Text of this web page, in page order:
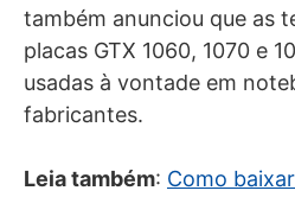
também anunciou que as
placas GTX 1060, 1070 e
usadas à vontade em
fabricantes.
Leia também: Como